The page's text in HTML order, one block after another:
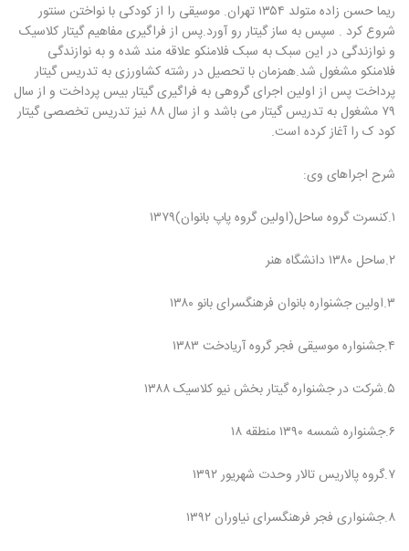
ریما حسن زاده متولد ۱۳۵۴ تهران. موسیقی را از کودکی با نواختن سنتور
شروع کرد . سپس به ساز گیتار رو آورد.پس از فراگیری مفاهیم گیتار کلاسیک
و نوازندگی در این سبک به سبک فلامنکو علاقه مند شده و به نوازندگی
فلامنکو مشغول شد.همزمان با تحصیل در رشته کشاورزی به تدریس گیتار
پرداخت پس از اولین اجرای گروهی به فراگیری گیتار بیس پرداخت و از سال
۷۹ مشغول به تدریس گیتار می باشد و از سال ۸۸ نیز تدریس تخصصی گیتار
کود ک را آغاز کرده است.
شرح اجراهای وی:
۱.کنسرت گروه ساحل(اولین گروه پاپ بانوان)۱۳۷۹
۲.ساحل ۱۳۸۰ دانشگاه هنر
۳.اولین جشنواره بانوان فرهنگسرای بانو ۱۳۸۰
۴.جشنواره موسیقی فجر گروه آریادخت ۱۳۸۳
۵.شرکت در جشنواره گیتار بخش نیو کلاسیک ۱۳۸۸
۶.جشنواره شمسه ۱۳۹۰ منطقه ۱۸
۷.گروه پالاریس تالار وحدت شهریور ۱۳۹۲
۸.جشنواری فجر فرهنگسرای نیاوران ۱۳۹۲